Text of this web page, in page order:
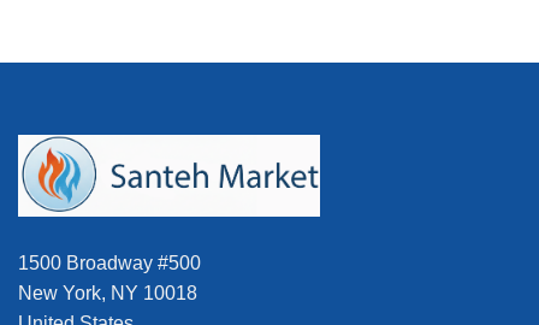
1500 Broadway #500
New York, NY 10018